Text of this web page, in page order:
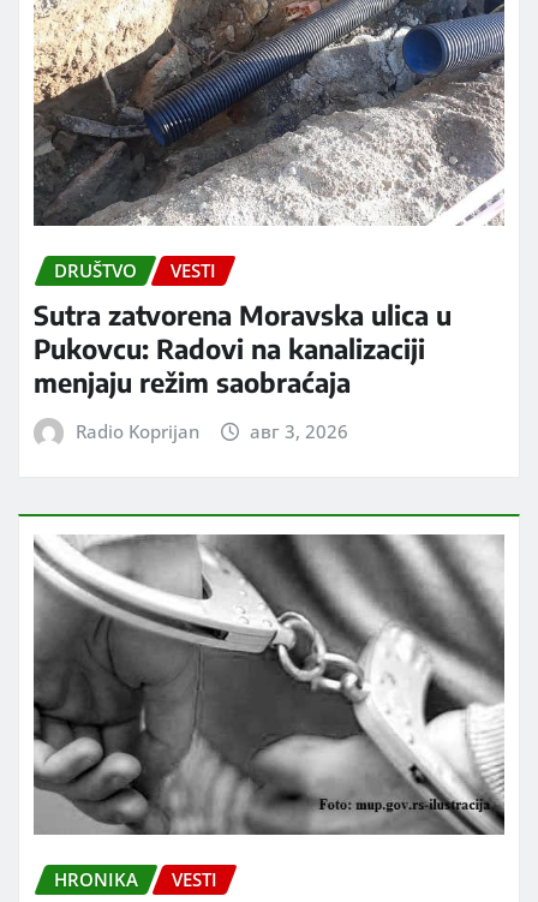
DRUŠTVO VESTI
Sutra zatvorena Moravska ulica u
Pukovcu: Radovi na kanalizaciji
menjaju režim saobraćaja
Radio Koprijan авг 3, 2026
HRONIKA VESTI